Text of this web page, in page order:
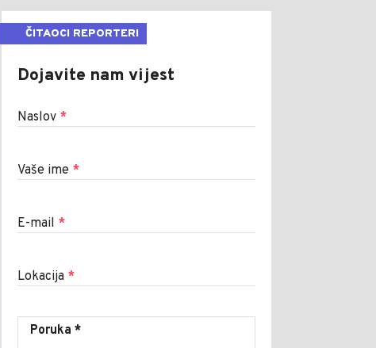
ČITAOCI REPORTERI
Dojavite nam vijest
Naslov *
Vaše ime *
E-mail *
Lokacija *